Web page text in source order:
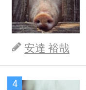
安達 裕哉
4